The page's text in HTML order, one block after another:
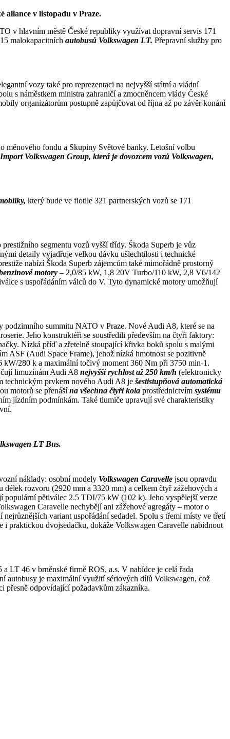
aliance v listopadu v Praze.
v hlavním městě České republiky využívat dopravní servis 171
malokapacitních autobusů Volkswagen LT. Přepravní služby pro
vozy také pro reprezentaci na nejvyšší státní a vládní
s náměstkem ministra zahraničí a zmocněncem vlády České
organizátorům postupně zapůjčovat od října až po závěr konání
fondu a Skupiny Světové banky. Letošní volbu
Volkswagen Group, která je dovozcem vozů Volkswagen,
který bude ve flotile 321 partnerských vozů se 171
segmentu vozů vyšší třídy. Škoda Superb je vůz
detaily vyjadřuje velkou dávku ušlechtilosti i technické
nabízí Škoda Superb zájemcům také mimořádně prostorný
motory – 2,0/85 kW, 1,8 20V Turbo/110 kW, 2,8 V6/142
s uspořádáním válců do V. Tyto dynamické motory umožňují
summitu NATO v Praze. Nové Audi A8, které se na
Jeho konstruktéři se soustředili především na čtyři faktory:
Nízká příď a zřetelně stoupající křivka boků spolu s malými
ASF (Audi Space Frame), jehož nízká hmotnost se pozitivně
280 k a maximální točivý moment 360 Nm při 3750 min-1.
limuzínám Audi A8 nejvyšší rychlost až 250 km/h (elektronicky
technickým prvkem nového Audi A8 je šestistupňová automatická
motorů se přenášína všechna čtyři kola prostřednictvím systému
jízdním podmínkám. Také tlumiče upravují své charakteristiky
LT Bus.
náklady: osobní modely Volkswagen Caravelle jsou opravdu
rozvoru (2920 mm a 3320 mm) a celkem čtyř zážehových a
pětiválec 2.5 TDI/75 kW (102 k). Jeho vyspělejší verze
Caravelle nechybějí ani zážehové agregáty – motor o
variant uspořádání sedadel. Spolu s třemi místy ve třetí
i praktickou dvojsedačku, dokáže Volkswagen Caravelle nabídnout
LT 46 v brněnské firmě ROS, a.s. V nabídce je celá řada
autobusy je maximální využití sériových dílů Volkswagen, což
přesně odpovídající požadavkům zákazníka.